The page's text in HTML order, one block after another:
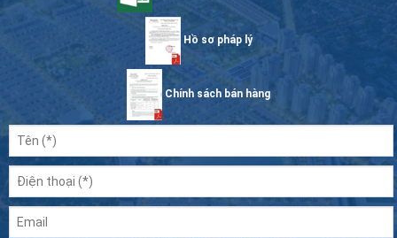
Hồ sơ pháp lý
Chính sách bán hàng